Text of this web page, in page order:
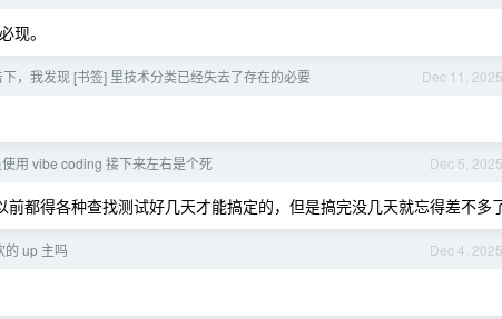
现。
Dec 11, 2025
，我发现 [书签] 里技术分类已经失去了存在的必要
Dec 5, 2025
用 vibe coding 接下来左右是个死
都得各种查找测试好几天才能搞定的，但是搞完没几天就忘得差不多
Dec 4, 2025
的 up 主吗